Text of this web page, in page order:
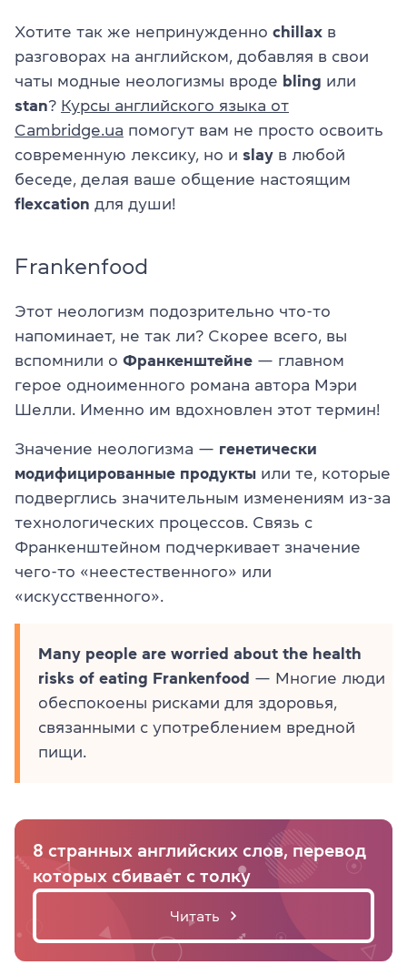
Хотите так же непринужденно chillax в
разговорах на английском, добавляя в свои
чаты модные неологизмы вроде bling или
stan? Курсы английского языка от
Cambridge.ua помогут вам не просто освоить
современную лексику, но и slay в любой
беседе, делая ваше общение настоящим
flexcation для души!
Frankenfood
Этот неологизм подозрительно что-то
напоминает, не так ли? Скорее всего, вы
вспомнили о Франкенштейне — главном
герое одноименного романа автора Мэри
Шелли. Именно им вдохновлен этот термин!
Значение неологизма — генетически
модифицированные продукты или те, которые
подверглись значительным изменениям из-за
технологических процессов. Связь с
Франкенштейном подчеркивает значение
чего-то «неестественного» или
«искусственного».
Many people are worried about the health
risks of eating Frankenfood — Многие люди
обеспокоены рисками для здоровья,
связанными с употреблением вредной
пищи.
8 странных английских слов, перевод
которых сбивает с толку
Читать